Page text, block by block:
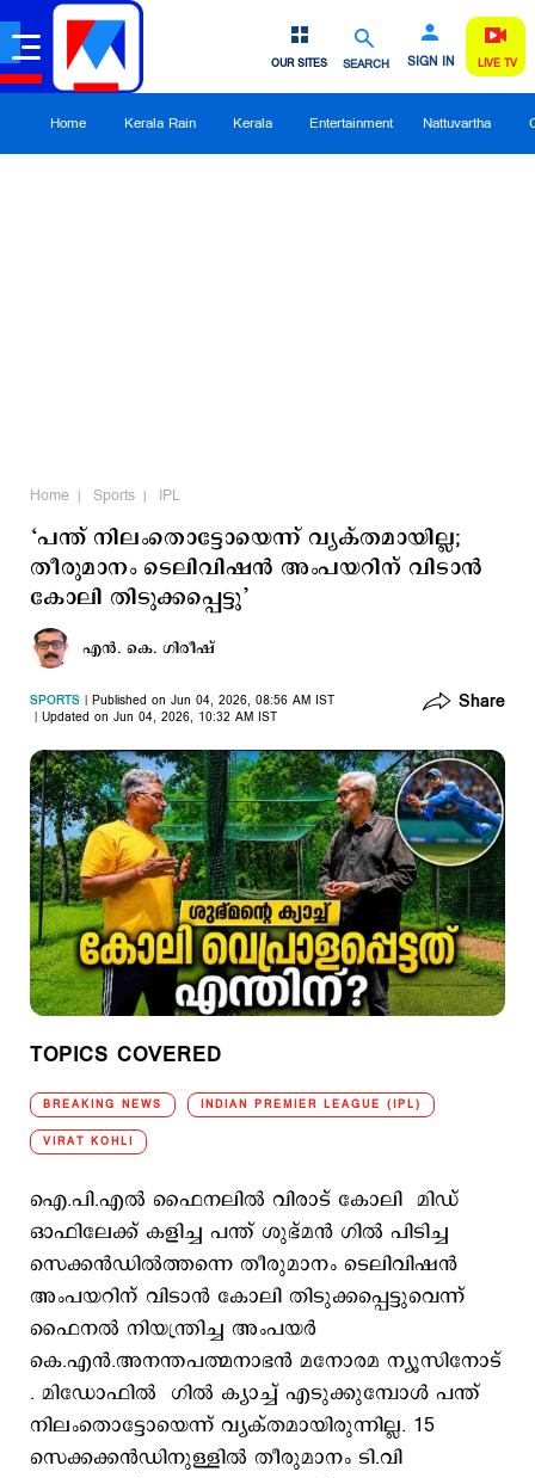
SEARCH SIGN IN
OUR SITES LIVE TV
Home Kerala Rain Kerala Entertainment Nattuvartha
Home Sports IPL
‘പന്ത് നിലംതൊട്ടോയെന്ന് വ്യക്തമായില്ല;
തീരുമാനം ടെലിവിഷന്‍ അംപയറിന് വിടാന്‍
കോലി തിടുക്കപ്പെട്ടു’
എന്‍. കെ. ഗിരീഷ്
SPORTS
Published on Jun 04, 2026, 08:56 AM IST
Updated on Jun 04, 2026, 10:32 AM IST
Share
TOPICS COVERED
BREAKING NEWS INDIAN PREMIER LEAGUE (IPL)
VIRAT KOHLI
ഐ.പി.എല്‍ ഫൈനലില്‍ വിരാട് കോലി മിഡ്
ഓഫിലേക്ക് കളിച്ച പന്ത് ശുഭ്‌മന്‍ ഗില്‍ പിടിച്ച
സെക്കന്‍ഡില്‍ത്തന്നെ തീരുമാനം ടെലിവിഷന്‍
അംപയറിന് വിടാന്‍ കോലി തിടുക്കപ്പെട്ടുവെന്ന്
ഫൈനല്‍ നിയന്ത്രിച്ച അംപയര്‍
കെ.എന്‍.അനന്തപത്മനാഭന്‍ മനോരമ ന്യൂസിനോട്
. മിഡോഫില്‍ ഗില്‍ ക്യാച്ച് എടുക്കുമ്പോള്‍ പന്ത്
നിലംതൊട്ടോയെന്ന് വ്യക്തമായിരുന്നില്ല. 15
സെക്കക്കന്‍ഡിനുള്ളില്‍ തീരുമാനം ടി.വി